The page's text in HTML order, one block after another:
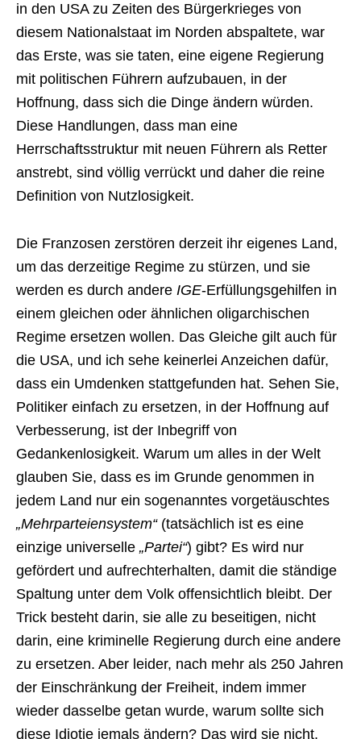
in den USA zu Zeiten des Bürgerkrieges von
diesem Nationalstaat im Norden abspaltete, war
das Erste, was sie taten, eine eigene Regierung
mit politischen Führern aufzubauen, in der
Hoffnung, dass sich die Dinge ändern würden.
Diese Handlungen, dass man eine
Herrschaftsstruktur mit neuen Führern als Retter
anstrebt, sind völlig verrückt und daher die reine
Definition von Nutzlosigkeit.
Die Franzosen zerstören derzeit ihr eigenes Land,
um das derzeitige Regime zu stürzen, und sie
werden es durch andere IGE-Erfüllungsgehilfen in
einem gleichen oder ähnlichen oligarchischen
Regime ersetzen wollen. Das Gleiche gilt auch für
die USA, und ich sehe keinerlei Anzeichen dafür,
dass ein Umdenken stattgefunden hat. Sehen Sie,
Politiker einfach zu ersetzen, in der Hoffnung auf
Verbesserung, ist der Inbegriff von
Gedankenlosigkeit. Warum um alles in der Welt
glauben Sie, dass es im Grunde genommen in
jedem Land nur ein sogenanntes vorgetäuschtes
„Mehrparteiensystem“(tatsächlich ist es eine
einzige universelle „Partei“) gibt? Es wird nur
gefördert und aufrechterhalten, damit die ständige
Spaltung unter dem Volk offensichtlich bleibt. Der
Trick besteht darin, sie alle zu beseitigen, nicht
darin, eine kriminelle Regierung durch eine andere
zu ersetzen. Aber leider, nach mehr als 250 Jahren
der Einschränkung der Freiheit, indem immer
wieder dasselbe getan wurde, warum sollte sich
diese Idiotie jemals ändern? Das wird sie nicht.